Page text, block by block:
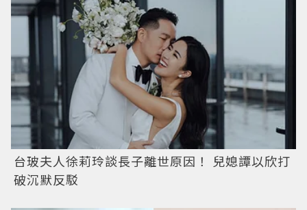
台玻夫人徐莉玲談長子離世原因！ 兒媳譚以欣打
破沉默反駁